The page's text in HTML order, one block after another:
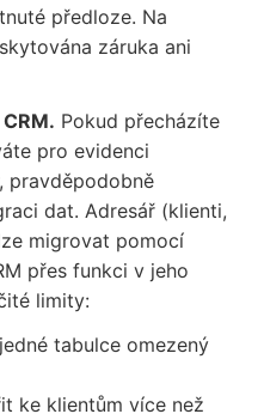
předloze. Na
záruka ani
Pokud přecházíte
pro evidenci
pravděpodobně
dat. Adresář (klienti,
migrovat pomocí
přes funkci v jeho
limity:
tabulce omezený
ke klientům více než